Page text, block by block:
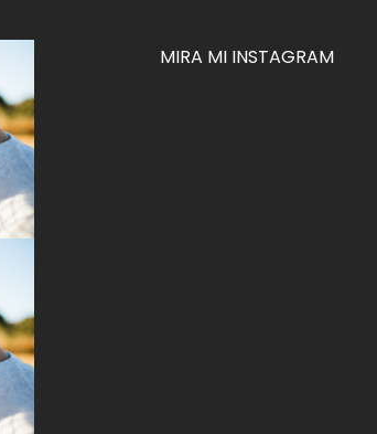
MIRA MI INSTAGRAM